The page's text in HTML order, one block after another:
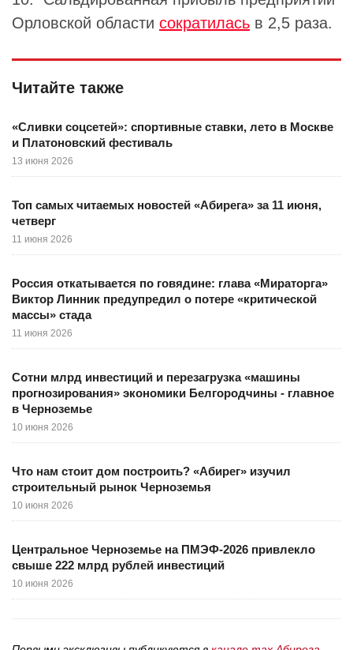
Орловской области сократилась в 2,5 раза.
Читайте также
«Сливки соцсетей»: спортивные ставки, лето в Москве
и Платоновский фестиваль
13 июня 2026
Топ самых читаемых новостей «Абирега» за 11 июня,
четверг
11 июня 2026
Россия откатывается по говядине: глава «Мираторга»
Виктор Линник предупредил о потере «критической
массы» стада
11 июня 2026
Сотни млрд инвестиций и перезагрузка «машины
прогнозирования» экономики Белгородчины - главное
в Черноземье
10 июня 2026
Что нам стоит дом построить? «Абирег» изучил
строительный рынок Черноземья
10 июня 2026
Центральное Черноземье на ПМЭФ-2026 привлекло
свыше 222 млрд рублей инвестиций
10 июня 2026